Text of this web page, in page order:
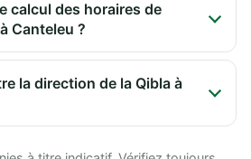
calcul des horaires de
Canteleu ?
la direction de la Qibla à